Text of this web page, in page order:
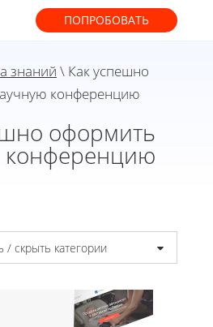
ПОПРОБОВАТЬ
знаний \ Как успешно
конференцию
оформить
конференцию
/ скрыть категории